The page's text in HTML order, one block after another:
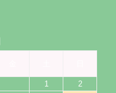
1
2